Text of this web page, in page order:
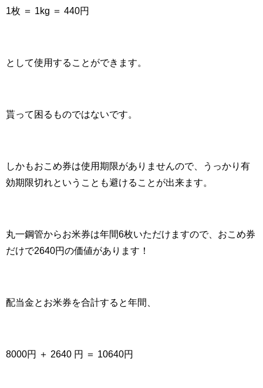
1枚 ＝ 1kg ＝ 440円
として使用することができます。
貰って困るものではないです。
しかもおこめ券は使用期限がありませんので、うっかり有
効期限切れということも避けることが出来ます。
丸一鋼管からお米券は年間6枚いただけますので、おこめ券
だけで2640円の価値があります！
配当金とお米券を合計すると年間、
8000円 ＋ 2640 円 ＝ 10640円